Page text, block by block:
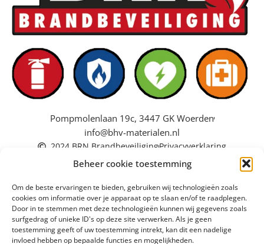
Beheer cookie toestemming
Om de beste ervaringen te bieden, gebruiken wij technologieën zoals
cookies om informatie over je apparaat op te slaan en/of te raadplegen.
Door in te stemmen met deze technologieën kunnen wij gegevens zoals
surfgedrag of unieke ID's op deze site verwerken. Als je geen
toestemming geeft of uw toestemming intrekt, kan dit een nadelige
invloed hebben op bepaalde functies en mogelijkheden.
Pompmolenlaan 19c, 3447 GK Woerden
info@bhv-materialen.nl
2024 BRN BrandbeveiligingPrivacyverklaring